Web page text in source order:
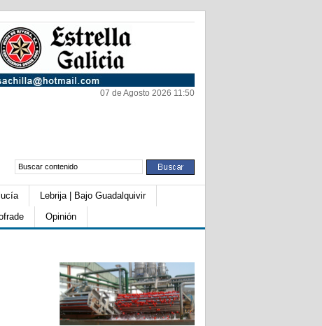
07 de Agosto 2026 11:50
Lebrija | Bajo Guadalquivir
Opinión